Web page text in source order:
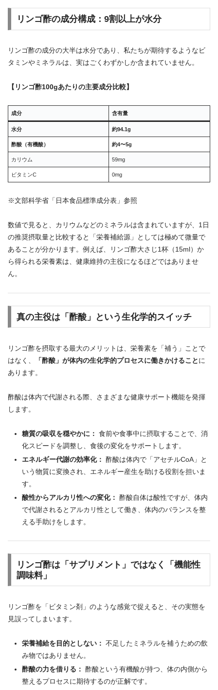
リンゴ酢の成分構成：9割以上が水分
リンゴ酢の成分の大半は水分であり、私たちが期待するようなビ
タミンやミネラルは、実はごくわずかしか含まれていません。
【リンゴ酢100gあたりの主要成分比較】
成分 含有量
水分 約94.1g
酢酸（有機酸） 約4〜5g
カリウム 59mg
ビタミンC 0mg
※文部科学省「日本食品標準成分表」参照
数値で見ると、カリウムなどのミネラルは含まれていますが、1日
の推奨摂取量と比較すると「栄養補給源」としては極めて微量で
あることが分かります。例えば、リンゴ酢大さじ1杯（15ml）か
ら得られる栄養素は、健康維持の主役になるほどではありませ
ん。
真の主役は「酢酸」という生化学的スイッチ
リンゴ酢を摂取する最大のメリットは、栄養素を「補う」ことで
はなく、
「酢酸」が体内の生化学的プロセスに働きかけることに
あります。
酢酸は体内で代謝される際、さまざまな健康サポート機能を発揮
します。
糖質の吸収を穏やかに： 食前や食事中に摂取することで、消
化スピードを調整し、食後の変化をサポートします。
エネルギー代謝の効率化： 酢酸は体内で「アセチルCoA」と
いう物質に変換され、エネルギー産生を助ける役割を担いま
す。
酸性からアルカリ性への変化： 酢酸自体は酸性ですが、体内
で代謝されるとアルカリ性として働き、体内のバランスを整
える手助けをします。
リンゴ酢は「サプリメント」ではなく「機能性
調味料」
リンゴ酢を「ビタミン剤」のような感覚で捉えると、その実態を
見誤ってしまいます。
栄養補給を目的としない： 不足したミネラルを補うための飲
み物ではありません。
酢酸の力を借りる： 酢酸という有機酸が持つ、体の内側から
整えるプロセスに期待するのが正解です。